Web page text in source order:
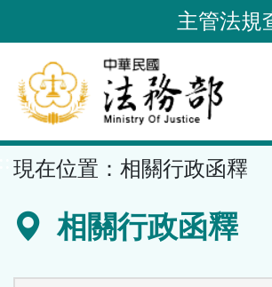
到
要
內
容
區
主管法規
現在位置： 相關行政函釋
相關行政函釋